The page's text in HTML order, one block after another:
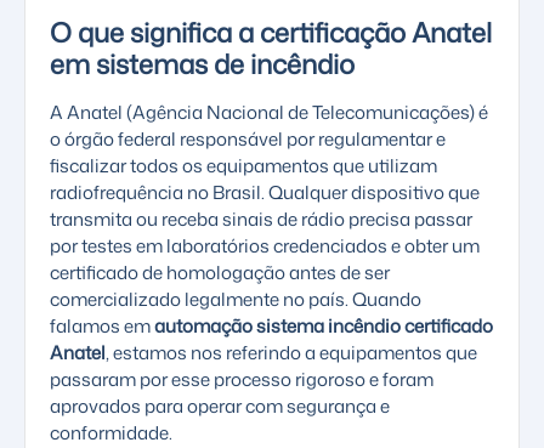
O que significa a certificação Anatel
em sistemas de incêndio
A Anatel (Agência Nacional de Telecomunicações) é
o órgão federal responsável por regulamentar e
fiscalizar todos os equipamentos que utilizam
radiofrequência no Brasil. Qualquer dispositivo que
transmita ou receba sinais de rádio precisa passar
por testes em laboratórios credenciados e obter um
certificado de homologação antes de ser
comercializado legalmente no país. Quando
falamos emautomação sistema incêndio certificado
Anatel, estamos nos referindo a equipamentos que
passaram por esse processo rigoroso e foram
aprovados para operar com segurança e
conformidade.